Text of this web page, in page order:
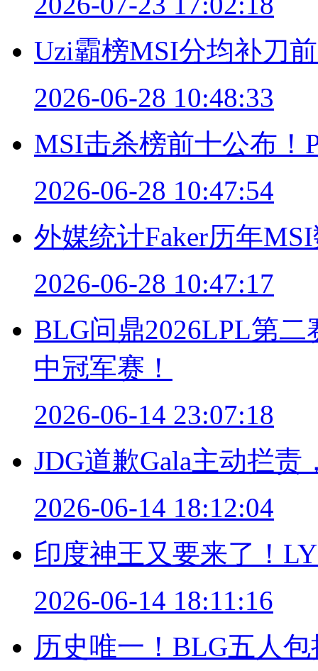
Uzi霸榜MSI分均补刀
2026-06-28 10:48:33
MSI击杀榜前十公布！
2026-06-28 10:47:54
外媒统计Faker历年
2026-06-28 10:47:17
BLG问鼎2026LPL第二
中冠军赛！
2026-06-14 23:07:18
JDG道歉Gala主动拦
2026-06-14 18:12:04
印度神王又要来了！
2026-06-14 18:11:16
历史唯一！BLG五人